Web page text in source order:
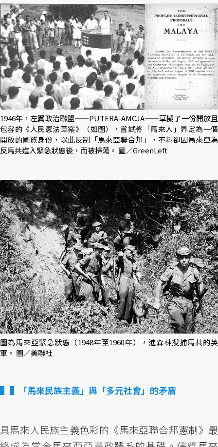
1946年，左翼政治聯盟——PUTERA-AMCJA——草擬了一份開放且
包容的《人民憲法草案》（如圖），嘗試將「馬來人」界定為一個
開放的國族身份，以此反制「馬來亞聯合邦」，不料卻因馬來亞為
反馬共進入緊急狀態後，而被掃蕩。 圖／GreenLeft
圖為馬來亞緊急狀態（1948年至1960年），進森林搜捕馬共的英
軍。 圖／美聯社
▌「馬來民族主義」與「多元社會」的矛盾
具馬來人民族主義色彩的《馬來亞聯合邦憲制》最